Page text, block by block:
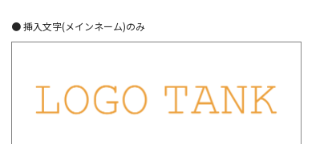
● 挿入文字(メインネーム)のみ